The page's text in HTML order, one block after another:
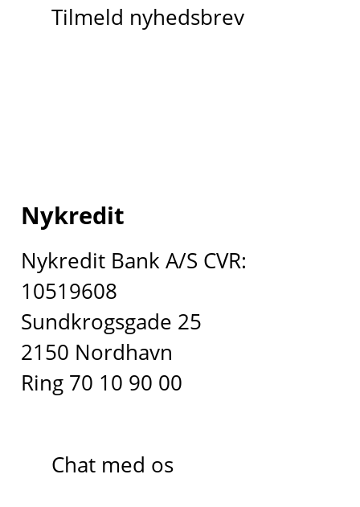
Tilmeld nyhedsbrev
Nykredit
Nykredit Bank A/S CVR:
10519608
Sundkrogsgade 25
2150 Nordhavn
Ring 70 10 90 00
Chat med os